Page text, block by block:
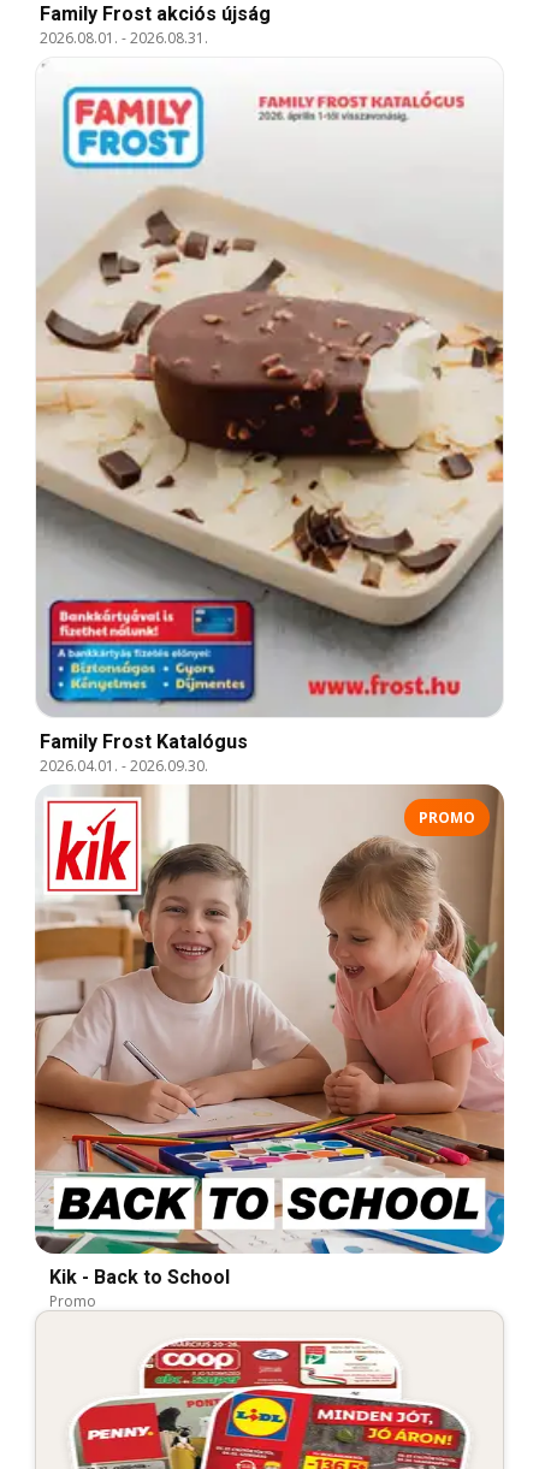
Family Frost akciós újság
2026.08.01. -2026.08.31.
Family Frost Katalógus
2026.04.01. -2026.09.30.
PROMO
Kik - Back to School
Promo